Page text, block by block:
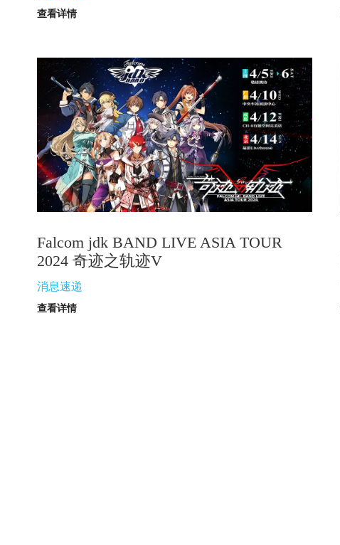
查看详情
Falcom jdk BAND LIVE ASIA TOUR
2024 奇迹之轨迹V
消息速递
查看详情